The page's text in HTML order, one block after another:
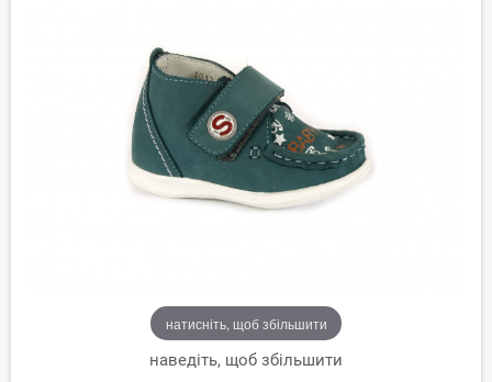
натисніть, щоб збільшити
наведіть, щоб збільшити